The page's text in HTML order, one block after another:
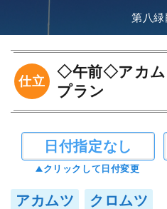
第八緑
仕立
◇午前◇アカム
プラン
日付指定なし
クリックして日付変更
アカムツ
クロムツ